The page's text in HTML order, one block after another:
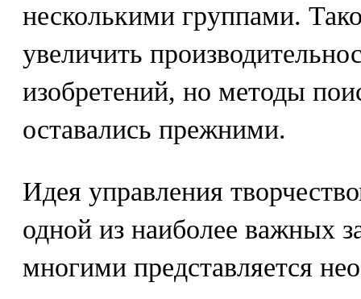
несколькими группами.
увеличить
изобретений, но методы
оставались прежними.
Идея управления
одной из наиболее важных
многими представляется